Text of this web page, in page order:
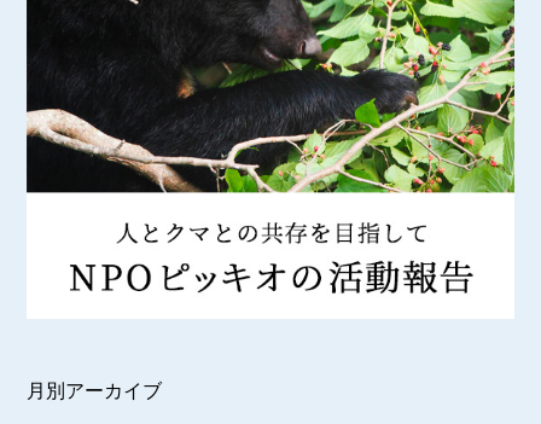
月別アーカイブ